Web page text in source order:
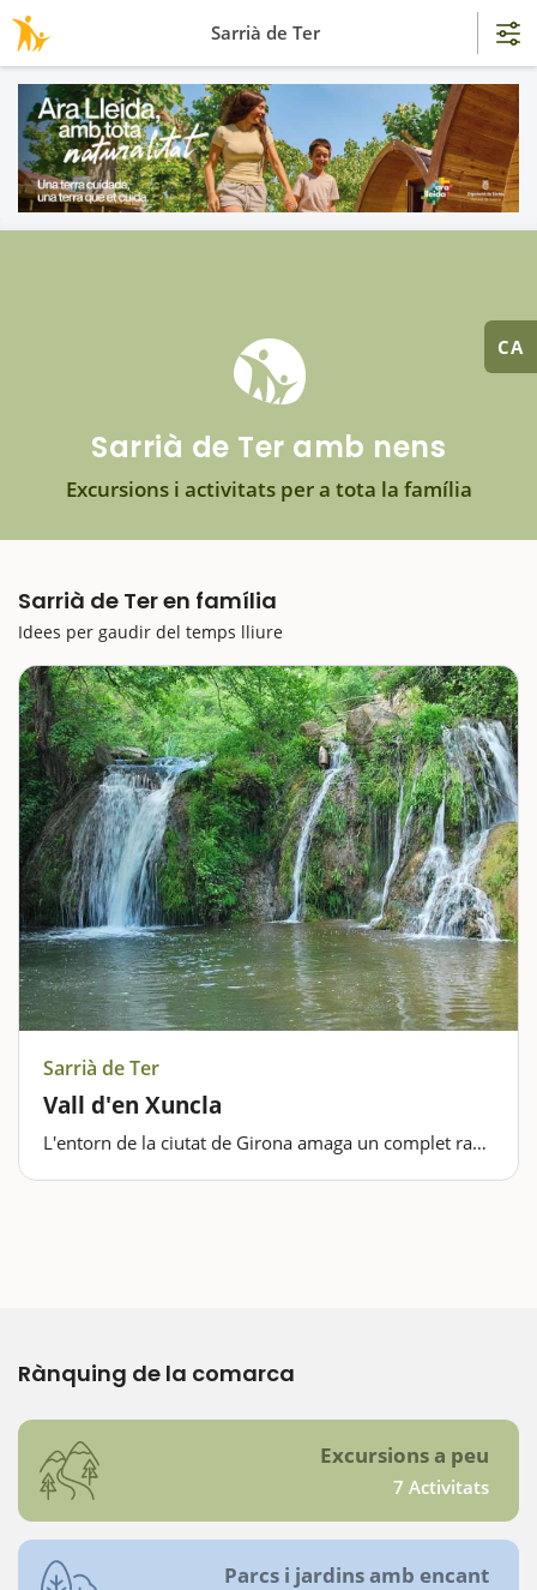
CA
Sarrià de Ter amb nens
Excursions i activitats per a tota la família
Sarrià de Ter en família
Idees per gaudir del temps lliure
Sarrià de Ter
Vall d'en Xuncla
L'entorn de la ciutat de Girona amaga un complet racó
Rànquing de la comarca
Excursions a peu
7 Activitats
Parcs i jardins amb encant
Sarrià de Ter